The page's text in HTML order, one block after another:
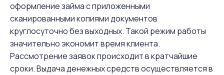
оформление займа с приложенными
сканированными копиями документов
круглосуточно без выходных. Такой режим работы
значительно экономит время клиента.
Рассмотрение заявок происходит в кратчайшие
сроки. Выдача денежных средств осуществляется в